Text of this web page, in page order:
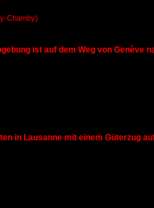
Chamby)
ist auf dem Weg von
in Lausanne mit einem Güterzug